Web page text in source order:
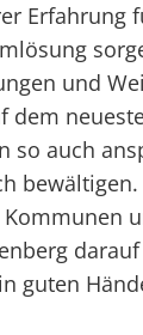
Erfahrung
und
dem
so auch
bewältigen.
guten